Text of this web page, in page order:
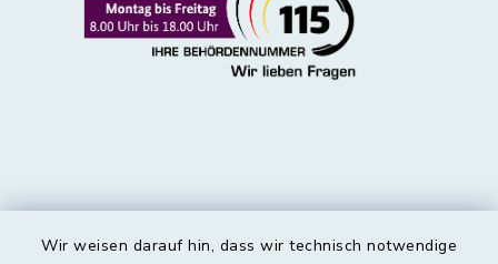
Wir weisen darauf hin, dass wir technisch notwendige